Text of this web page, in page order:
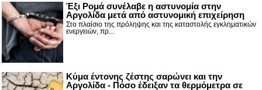
Έξι Ρομά συνέλαβε η αστυνομία στην
Αργολίδα μετά από αστυνομική επιχείρηση
Στο πλαίσιο της πρόληψης και της καταστολής εγκληματικών
ενεργειών, πρ...
Κύμα έντονης ζέστης σαρώνει και την
Αργολίδα - Πόσο έδειξαν τα θερμόμετρα σε